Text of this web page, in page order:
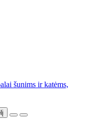
šunims ir katėms,